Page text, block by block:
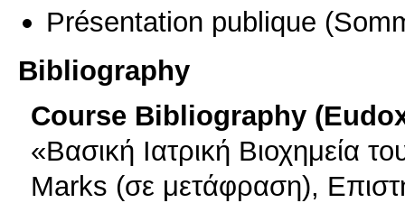
Présentation publique
Bibliography
Course Bibliography
«Βασική Ιατρική Βιοχημεία
Marks (σε μετάφραση),